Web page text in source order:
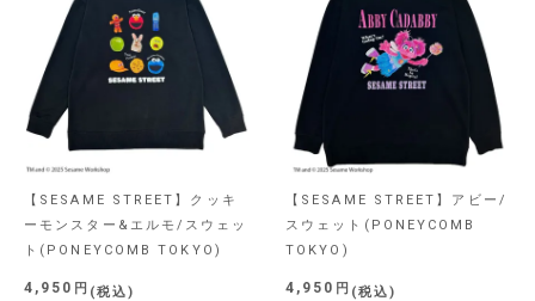
【SESAME STREET】クッキ
ーモンスター&エルモ/スウェッ
ト(PONEYCOMB TOKYO)
4,950 税込
【SESAME STREET】アビー/
スウェット(PONEYCOMB
TOKYO)
4,950 税込